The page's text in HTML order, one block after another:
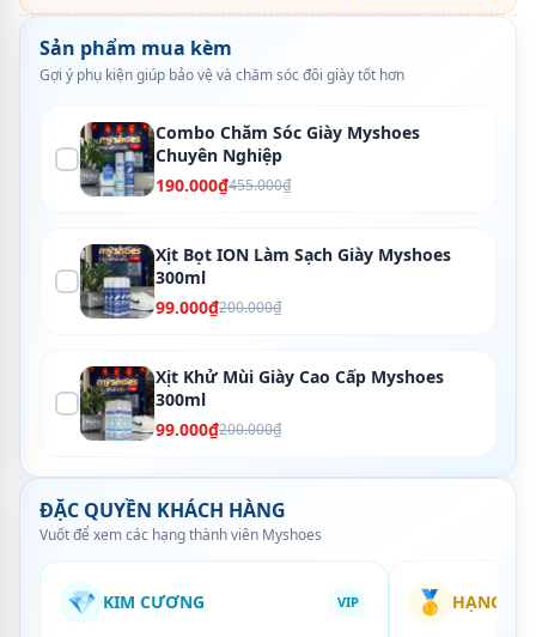
Sản phẩm mua kèm
Gợi ý phụ kiện giúp bảo vệ và chăm sóc đôi giày tốt hơn
Combo Chăm Sóc Giày Myshoes
Chuyên Nghiệp
190.000₫455.000₫
Xịt Bọt ION Làm Sạch Giày Myshoes
300ml
99.000₫200.000₫
Xịt Khử Mùi Giày Cao Cấp Myshoes
300ml
99.000₫200.000₫
ĐẶC QUYỀN KHÁCH HÀNG
Vuốt để xem các hạng thành viên Myshoes
💎 KIM CƯƠNG VIP 🥇 HẠNG